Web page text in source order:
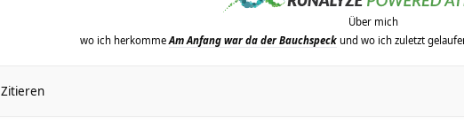
Über mich
wo ich herkommeAm Anfang war da der Bauchspeck und wo ich zuletzt
Zitieren